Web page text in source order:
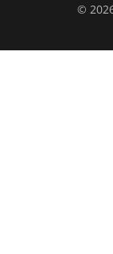
©